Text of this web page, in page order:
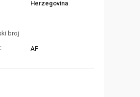
Herzegovina
broj
AF